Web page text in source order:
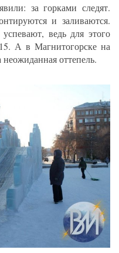
за горками следят.
и заливаются.
ведь для этого
А в Магнитогорске на
оттепель.